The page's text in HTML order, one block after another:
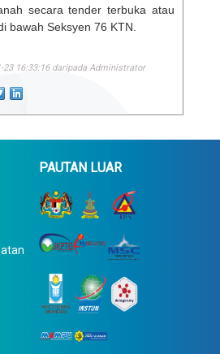
secara tender terbuka atau
bawah Seksyen 76 KTN.
23 16:33:16 daripada Administrator
PAUTAN LUAR